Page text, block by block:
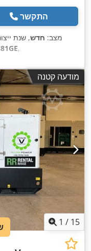
התקשר
מצב: חדש, שנת
,
מודעה קטנה
1 / 15